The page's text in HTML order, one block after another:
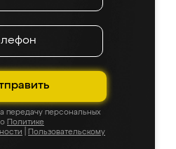
передачу персональных
Политике
Пользовательскому